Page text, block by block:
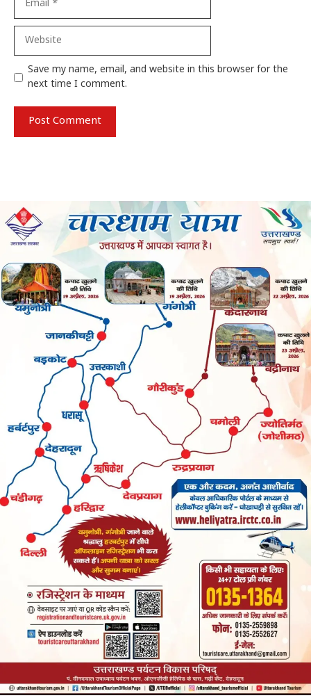
Website
Save my name, email, and website in this browser for the
next time I comment.